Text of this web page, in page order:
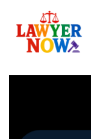
content